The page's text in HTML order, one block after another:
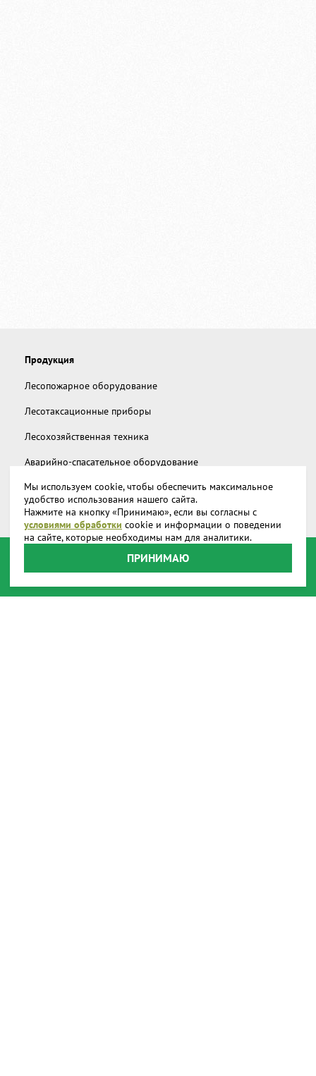
Продукция
Лесопожарное оборудование
Лесотаксационные приборы
Лесохозяйственная техника
Аварийно-спасательное оборудование
Дополнительное снаряжение
Запчасти и аксессуары
О компании
Доставка
Реквизиты
Мы используем cookie, чтобы обеспечить максимальное
удобство использования нашего сайта.
Нажмите на кнопку «Принимаю», если вы согласны с
условиями обработки cookie и информации о поведении
на сайте, которые необходимы нам для аналитики.
ПРИНИМАЮ